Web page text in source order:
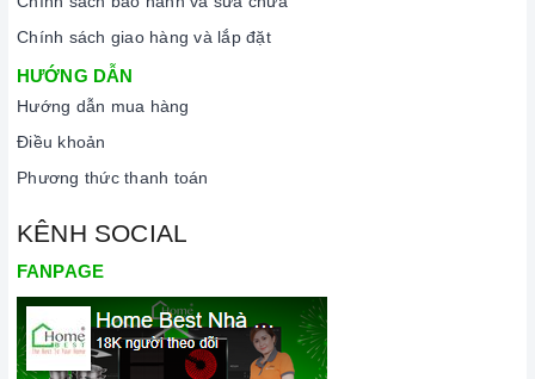
Khóa trẻ em: sử dụng để bảo đảm an toàn nếu nhà có trẻ em
sẽ tiếp tục chạy khi sử dụng tính năng này. Để kích hoạt
hoặc tắt tính năng này, nhấn giữ biểu tượng khóa trong vài
Lưu ý vệ sinh và bảo quản bếp
Luôn dùng khăn mềm và khô để vệ sinh mặt bếp, chú ý lau
thật nhẹ để tránh làm trầy xước mặt bếp.
Chính sách giao hàng và lắp đặt
HƯỚNG DẪN
Hướng dẫn mua hàng
Điều khoản
Phương thức thanh toán
KÊNH SOCIAL
FANPAGE